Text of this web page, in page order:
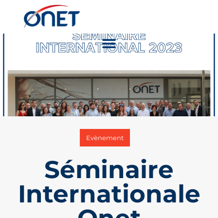
Evènement
Séminaire
Internationale